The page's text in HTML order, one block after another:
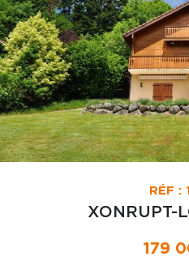
RÉF :
XONRUPT-
179